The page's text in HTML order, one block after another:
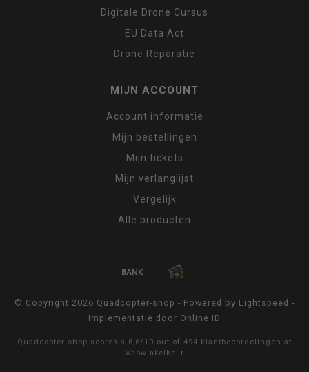
Digitale Drone Cursus
EU Data Act
Drone Reparatie
MIJN ACCOUNT
Account informatie
Mijn bestellingen
Mijn tickets
Mijn verlanglijst
Vergelijk
Alle producten
© Copyright 2026 Quadcopter-shop - Powered by Lightspeed -
Implementatie door Online ID
Quadcopter shop scores a 8,6/ 10 out of 494 klantbeoordelingen at
WebwinkelKeur